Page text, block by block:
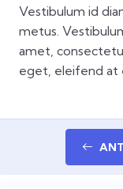
Vestibulum id
metus.
amet,
eget, eleifend at